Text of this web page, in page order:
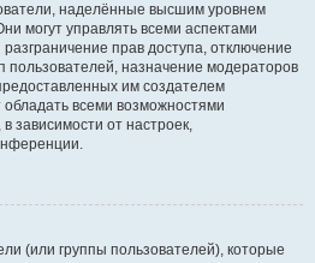
наделённые высшим уровнем
могут управлять всеми аспектами
прав доступа, отключение
пользователей, назначение модераторов
им создателем
всеми возможностями
зависимости от настроек,
(или группы пользователей), которые